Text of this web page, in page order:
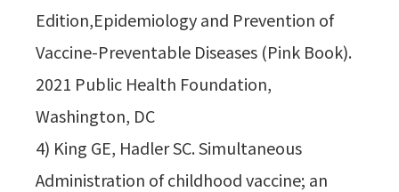
Edition,Epidemiology and Prevention of
Vaccine-Preventable Diseases (Pink Book).
2021 Public Health Foundation,
Washington, DC
4) King GE, Hadler SC. Simultaneous
Administration of childhood vaccine; an